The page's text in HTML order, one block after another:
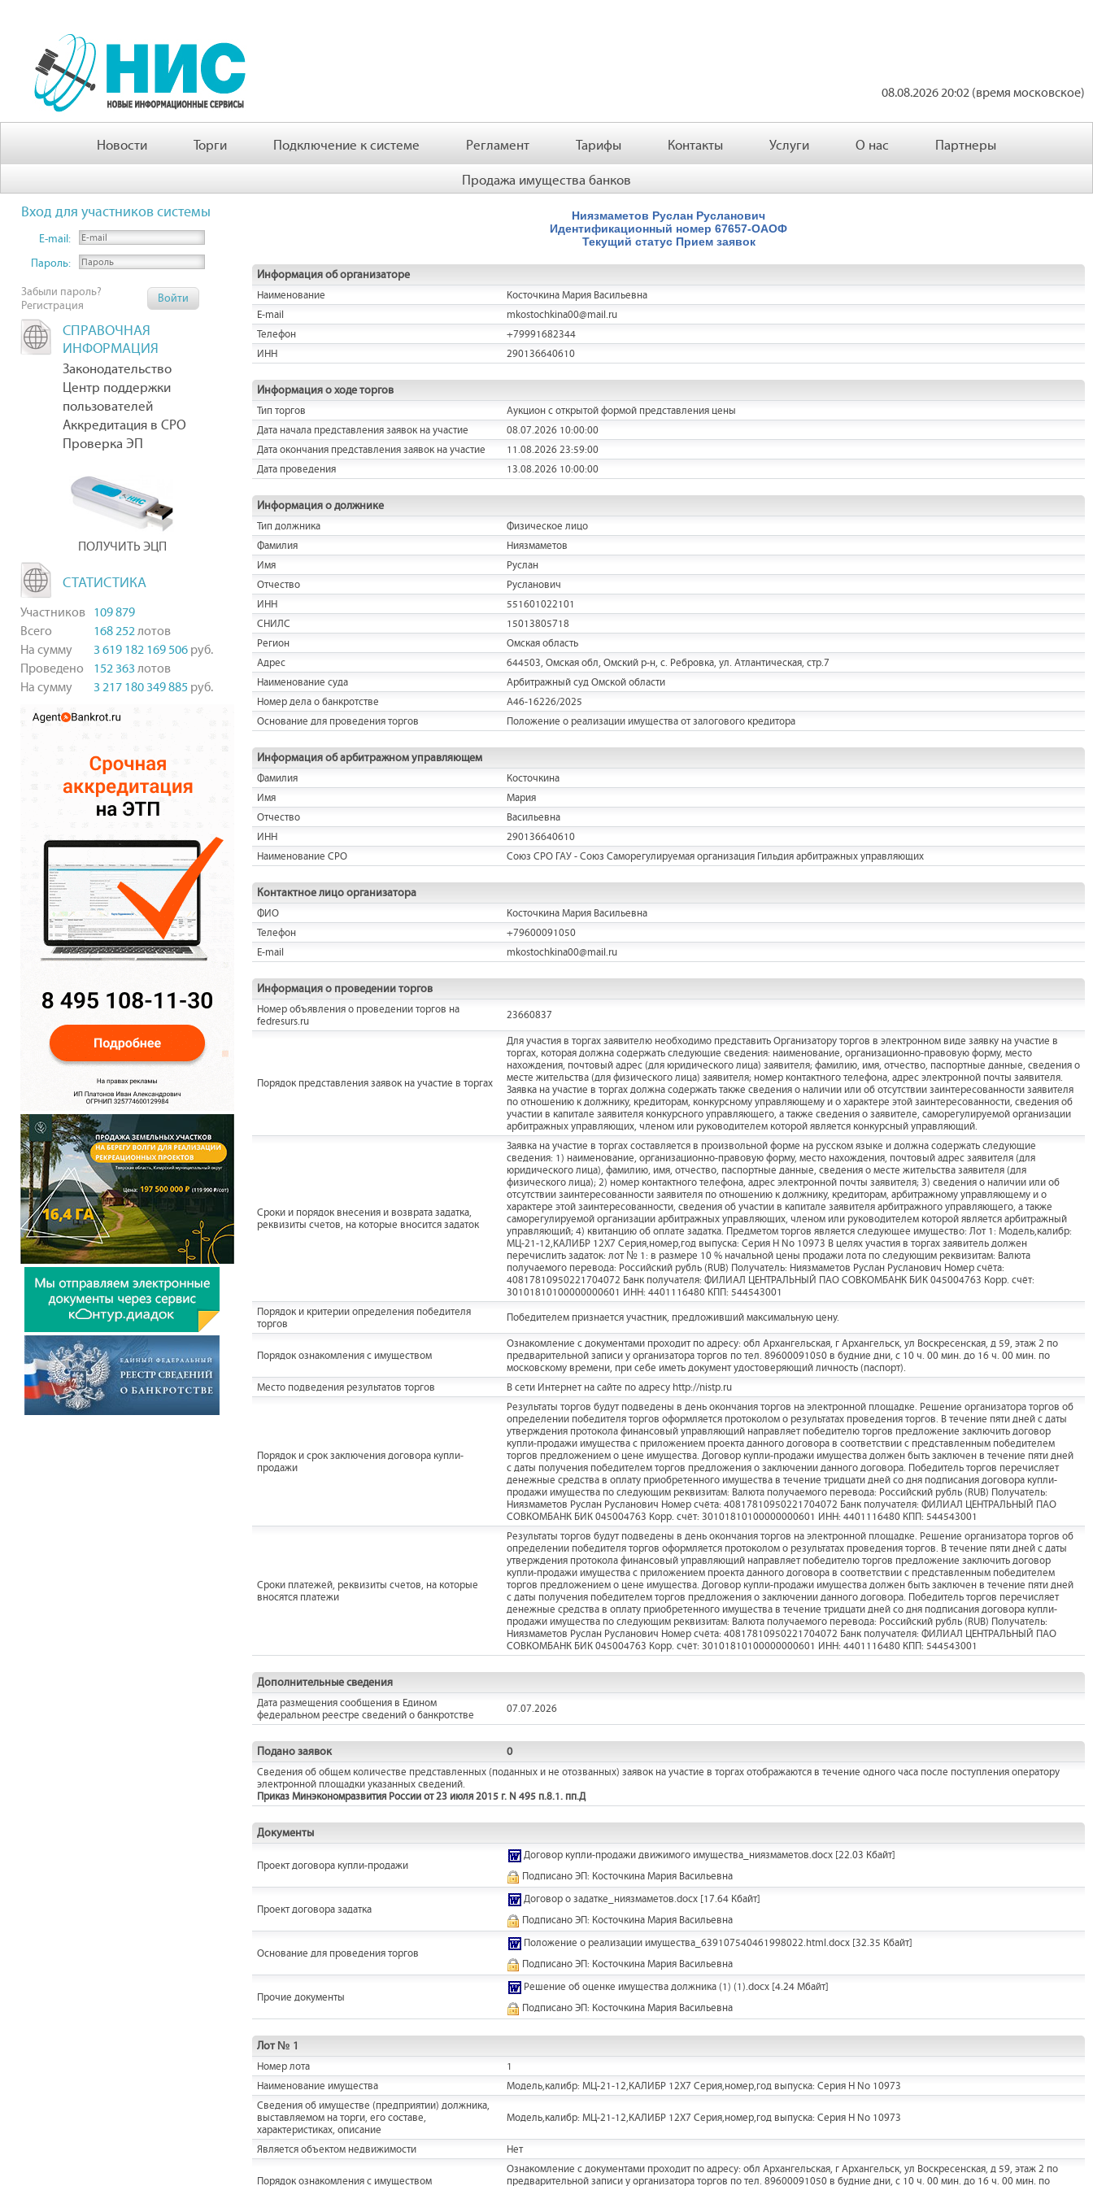
08.08.2026 20:02 (время московское)
Новости Торги Подключение к системе Регламент Тарифы Контакты Услуги О нас Партнеры
Продажа имущества банков
Вход для участников системы
E-mail:
Пароль:
Забыли пароль?
Регистрация
СПРАВОЧНАЯ
ИНФОРМАЦИЯ
Законодательство
Центр поддержки
пользователей
Аккредитация в СРО
Проверка ЭП
ПОЛУЧИТЬ ЭЦП
СТАТИСТИКА
Участников 109 879
Всего
168 252лотов
На сумму
3 619 182 169 506 руб.
Проведено
152 363 лотов
На сумму
3 217 180 349 885 руб.
Ниязмаметов Руслан Русланович
Идентификационный номер 67657-ОАОФ
Текущий статус Прием заявок
Информация об организаторе
Наименование
Косточкина Мария Васильевна
E-mail
mkostochkina00@mail.ru
Телефон
+79991682344
ИНН
290136640610
Информация о ходе торгов
Тип торгов
Аукцион с открытой формой представления цены
Дата начала представления заявок на участие
08.07.2026 10:00:00
Дата окончания представления заявок на участие
11.08.2026 23:59:00
Дата проведения
13.08.2026 10:00:00
Информация о должнике
Тип должника
Физическое лицо
Фамилия
Ниязмаметов
Имя
Руслан
Отчество
Русланович
ИНН
551601022101
СНИЛС
15013805718
Регион
Омская область
Адрес
644503, Омская обл, Омский р-н, с. Ребровка, ул. Атлантическая, стр.7
Наименование суда
Арбитражный суд Омской области
Номер дела о банкротстве
А46-16226/2025
Основание для проведения торгов
Положение о реализации имущества от залогового кредитора
Информация об арбитражном управляющем
Фамилия
Косточкина
Имя
Мария
Отчество
Васильевна
ИНН
290136640610
Наименование СРО
Союз СРО ГАУ - Союз Саморегулируемая организация Гильдия арбитражных управляющих
Контактное лицо организатора
ФИО
Косточкина Мария Васильевна
Телефон
+79600091050
E-mail
mkostochkina00@mail.ru
Информация о проведении торгов
Номер объявления о проведении торгов на
fedresurs.ru
23660837
Порядок представления заявок на участие в торгах
Для участия в торгах заявителю необходимо представить Организатору торгов в электронном виде заявку на участие в
торгах, которая должна содержать следующие сведения: наименование, организационно-правовую форму, место
нахождения, почтовый адрес (для юридического лица) заявителя; фамилию, имя, отчество, паспортные данные, сведения о
месте жительства (для физического лица) заявителя; номер контактного телефона, адрес электронной почты заявителя.
Заявка на участие в торгах должна содержать также сведения о наличии или об отсутствии заинтересованности заявителя
по отношению к должнику, кредиторам, конкурсному управляющему и о характере этой заинтересованности, сведения об
участии в капитале заявителя конкурсного управляющего, а также сведения о заявителе, саморегулируемой организации
арбитражных управляющих, членом или руководителем которой является конкурсный управляющий.
Сроки и порядок внесения и возврата задатка,
реквизиты счетов, на которые вносится задаток
Заявка на участие в торгах составляется в произвольной форме на русском языке и должна содержать следующие
сведения: 1) наименование, организационно-правовую форму, место нахождения, почтовый адрес заявителя (для
юридического лица), фамилию, имя, отчество, паспортные данные, сведения о месте жительства заявителя (для
физического лица); 2) номер контактного телефона, адрес электронной почты заявителя; 3) сведения о наличии или об
отсутствии заинтересованности заявителя по отношению к должнику, кредиторам, арбитражному управляющему и о
характере этой заинтересованности, сведения об участии в капитале заявителя арбитражного управляющего, а также
саморегулируемой организации арбитражных управляющих, членом или руководителем которой является арбитражный
управляющий; 4) квитанцию об оплате задатка. Предметом торгов является следующее имущество: Лот 1: Модель,калибр:
МЦ-21-12,КАЛИБР 12X7 Серия,номер,год выпуска: Серия H No 10973 В целях участия в торгах заявитель должен
перечислить задаток: лот № 1: в размере 10 % начальной цены продажи лота по следующим реквизитам: Валюта
получаемого перевода: Российский рубль (RUB) Получатель: Ниязмаметов Руслан Русланович Номер счёта:
40817810950221704072 Банк получателя: ФИЛИАЛ ЦЕНТРАЛЬНЫЙ ПАО СОВКОМБАНК БИК 045004763 Корр. счёт:
30101810100000000601 ИНН: 4401116480 КПП: 544543001
Порядок и критерии определения победителя
торгов
Победителем признается участник, предложивший максимальную цену.
Порядок ознакомления с имуществом
Ознакомление с документами проходит по адресу: обл Архангельская, г Архангельск, ул Воскресенская, д 59, этаж 2 по
предварительной записи у организатора торгов по тел. 89600091050 в будние дни, с 10 ч. 00 мин. до 16 ч. 00 мин. по
московскому времени, при себе иметь документ удостоверяющий личность (паспорт).
Место подведения результатов торгов
В сети Интернет на сайте по адресу http://nistp.ru
Порядок и срок заключения договора купли-
продажи
Результаты торгов будут подведены в день окончания торгов на электронной площадке. Решение организатора торгов об
определении победителя торгов оформляется протоколом о результатах проведения торгов. В течение пяти дней с даты
утверждения протокола финансовый управляющий направляет победителю торгов предложение заключить договор
купли-продажи имущества с приложением проекта данного договора в соответствии с представленным победителем
торгов предложением о цене имущества. Договор купли-продажи имущества должен быть заключен в течение пяти дней
с даты получения победителем торгов предложения о заключении данного договора. Победитель торгов перечисляет
денежные средства в оплату приобретенного имущества в течение тридцати дней со дня подписания договора купли-
продажи имущества по следующим реквизитам: Валюта получаемого перевода: Российский рубль (RUB) Получатель:
Ниязмаметов Руслан Русланович Номер счёта: 40817810950221704072 Банк получателя: ФИЛИАЛ ЦЕНТРАЛЬНЫЙ ПАО
СОВКОМБАНК БИК 045004763 Корр. счёт: 30101810100000000601 ИНН: 4401116480 КПП: 544543001
Сроки платежей, реквизиты счетов, на которые
вносятся платежи
Результаты торгов будут подведены в день окончания торгов на электронной площадке. Решение организатора торгов об
определении победителя торгов оформляется протоколом о результатах проведения торгов. В течение пяти дней с даты
утверждения протокола финансовый управляющий направляет победителю торгов предложение заключить договор
купли-продажи имущества с приложением проекта данного договора в соответствии с представленным победителем
торгов предложением о цене имущества. Договор купли-продажи имущества должен быть заключен в течение пяти дней
с даты получения победителем торгов предложения о заключении данного договора. Победитель торгов перечисляет
денежные средства в оплату приобретенного имущества в течение тридцати дней со дня подписания договора купли-
продажи имущества по следующим реквизитам: Валюта получаемого перевода: Российский рубль (RUB) Получатель:
Ниязмаметов Руслан Русланович Номер счёта: 40817810950221704072 Банк получателя: ФИЛИАЛ ЦЕНТРАЛЬНЫЙ ПАО
СОВКОМБАНК БИК 045004763 Корр. счёт: 30101810100000000601 ИНН: 4401116480 КПП: 544543001
Дополнительные сведения
Дата размещения сообщения в Едином
федеральном реестре сведений о банкротстве
07.07.2026
Подано заявок 0
Сведения об общем количестве представленных (поданных и не отозванных) заявок на участие в торгах отображаются в течение одного часа после поступления оператору
электронной площадки указанных сведений.
Приказ Минэкономразвития России от 23 июля 2015 г. N 495 п.8.1. пп.Д
Документы
Проект договора купли-продажи
Договор купли-продажи движимого имущества_ниязмаметов.docx [22.03 Кбайт]
Подписано ЭП: Косточкина Мария Васильевна
Проект договора задатка
Договор о задатке_ниязмаметов.docx [17.64 Кбайт]
Подписано ЭП: Косточкина Мария Васильевна
Основание для проведения торгов
Положение о реализации имущества_639107540461998022.html.docx [32.35 Кбайт]
Подписано ЭП: Косточкина Мария Васильевна
Прочие документы
Решение об оценке имущества должника (1) (1).docx [4.24 Мбайт]
Подписано ЭП: Косточкина Мария Васильевна
Лот № 1
Номер лота
1
Наименование имущества
Модель,калибр: МЦ-21-12,КАЛИБР 12X7 Серия,номер,год выпуска: Серия H No 10973
Cведения об имуществе (предприятии) должника,
выставляемом на торги, его составе,
характеристиках, описание
Модель,калибр: МЦ-21-12,КАЛИБР 12X7 Серия,номер,год выпуска: Серия H No 10973
Является объектом недвижимости Нет
Порядок ознакомления с имуществом
Ознакомление с документами проходит по адресу: обл Архангельская, г Архангельск, ул Воскресенская, д 59, этаж 2 по
предварительной записи у организатора торгов по тел. 89600091050 в будние дни, с 10 ч. 00 мин. до 16 ч. 00 мин. по